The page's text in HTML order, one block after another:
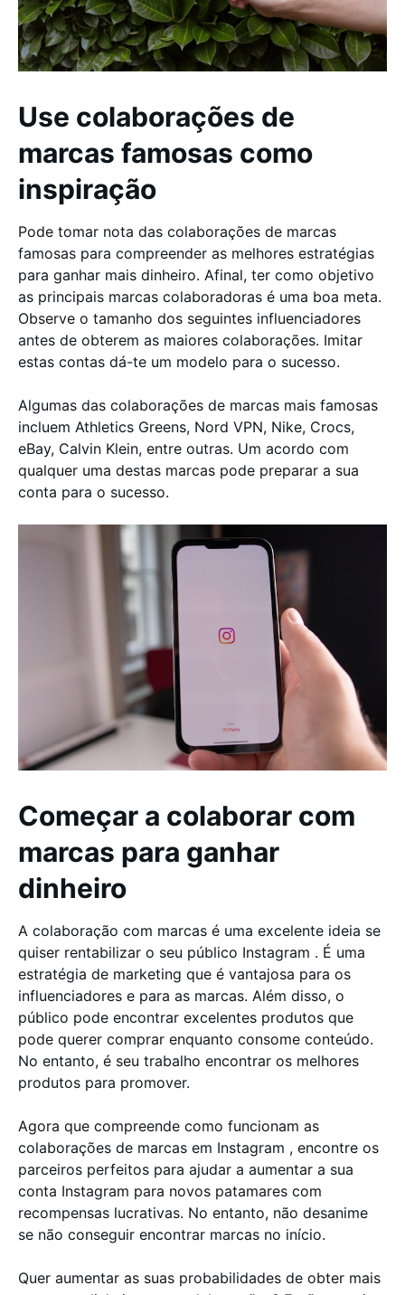
Use colaborações de
marcas famosas como
inspiração
Pode tomar nota das colaborações de marcas
famosas para compreender as melhores estratégias
para ganhar mais dinheiro. Afinal, ter como objetivo
as principais marcas colaboradoras é uma boa meta.
Observe o tamanho dos seguintes influenciadores
antes de obterem as maiores colaborações. Imitar
estas contas dá-te um modelo para o sucesso.
Algumas das colaborações de marcas mais famosas
incluem Athletics Greens, Nord VPN, Nike, Crocs,
eBay, Calvin Klein, entre outras. Um acordo com
qualquer uma destas marcas pode preparar a sua
conta para o sucesso.
Começar a colaborar com
marcas para ganhar
dinheiro
A colaboração com marcas é uma excelente ideia se
quiser rentabilizar o seu público Instagram . É uma
estratégia de marketing que é vantajosa para os
influenciadores e para as marcas. Além disso, o
público pode encontrar excelentes produtos que
pode querer comprar enquanto consome conteúdo.
No entanto, é seu trabalho encontrar os melhores
produtos para promover.
Agora que compreende como funcionam as
colaborações de marcas em Instagram , encontre os
parceiros perfeitos para ajudar a aumentar a sua
conta Instagram para novos patamares com
recompensas lucrativas. No entanto, não desanime
se não conseguir encontrar marcas no início.
Quer aumentar as suas probabilidades de obter mais